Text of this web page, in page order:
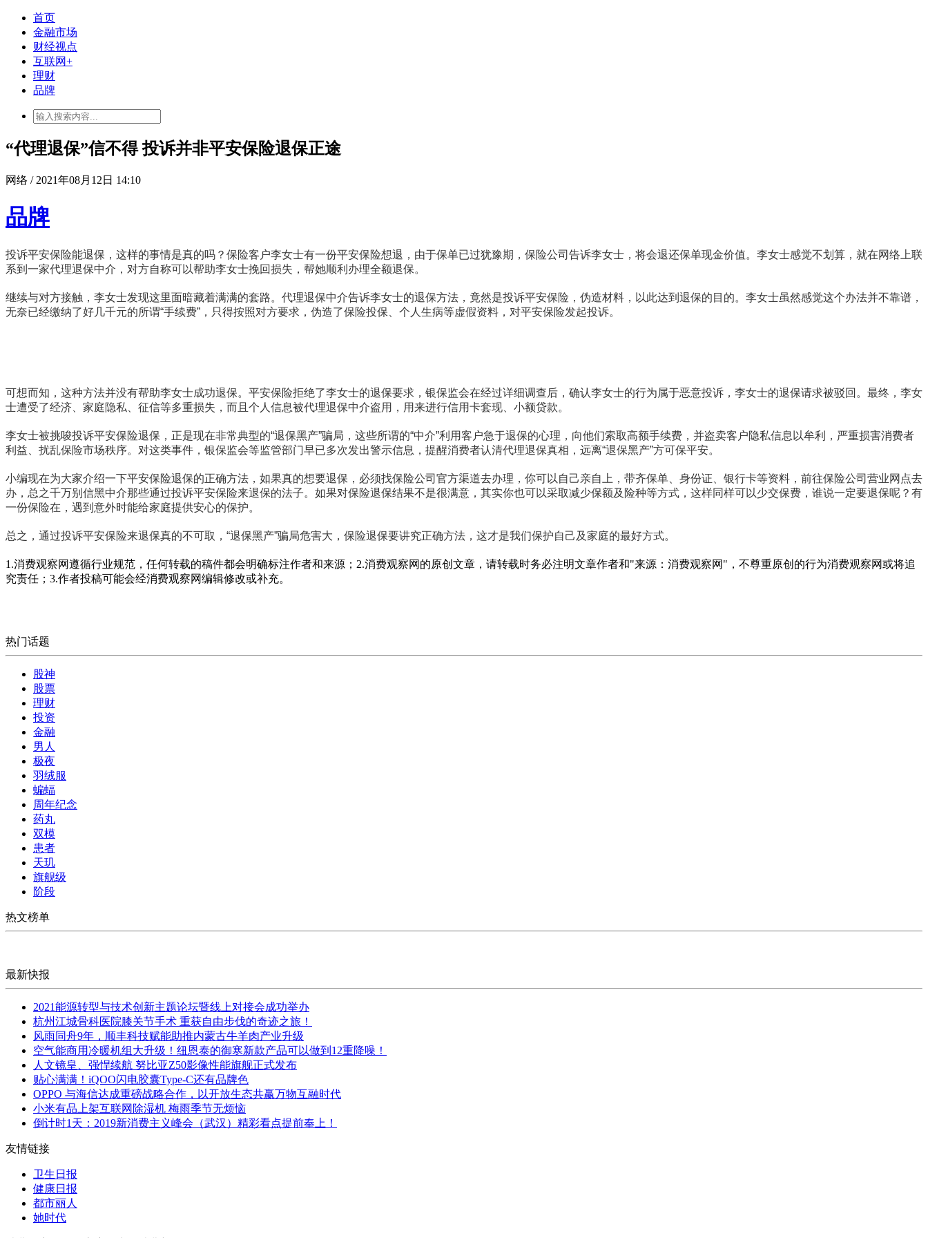
首页
金融市场
财经视点
互联网+
理财
品牌
“代理退保”信不得 投诉并非平安保险退保正途
网络 / 2021年08月12日 14:10
品牌
投诉平安保险能退保，这样的事情是真的吗？保险客户李女士有一份平安保险想退，由于保单已过犹豫期，保险公司告诉李女士，将会退还保单现金价值。李女士感觉不划算，就在网络上联
系到一家代理退保中介，对方自称可以帮助李女士挽回损失，帮她顺利办理全额退保。
继续与对方接触，李女士发现这里面暗藏着满满的套路。代理退保中介告诉李女士的退保方法，竟然是投诉平安保险，伪造材料，以此达到退保的目的。李女士虽然感觉这个办法并不靠谱，
无奈已经缴纳了好几千元的所谓“手续费”，只得按照对方要求，伪造了保险投保、个人生病等虚假资料，对平安保险发起投诉。
可想而知，这种方法并没有帮助李女士成功退保。平安保险拒绝了李女士的退保要求，银保监会在经过详细调查后，确认李女士的行为属于恶意投诉，李女士的退保请求被驳回。最终，李女
士遭受了经济、家庭隐私、征信等多重损失，而且个人信息被代理退保中介盗用，用来进行信用卡套现、小额贷款。
李女士被挑唆投诉平安保险退保，正是现在非常典型的“退保黑产”骗局，这些所谓的“中介”利用客户急于退保的心理，向他们索取高额手续费，并盗卖客户隐私信息以牟利，严重损害消费者
利益、扰乱保险市场秩序。对这类事件，银保监会等监管部门早已多次发出警示信息，提醒消费者认清代理退保真相，远离“退保黑产”方可保平安。
小编现在为大家介绍一下平安保险退保的正确方法，如果真的想要退保，必须找保险公司官方渠道去办理，你可以自己亲自上，带齐保单、身份证、银行卡等资料，前往保险公司营业网点去
办，总之千万别信黑中介那些通过投诉平安保险来退保的法子。如果对保险退保结果不是很满意，其实你也可以采取减少保额及险种等方式，这样同样可以少交保费，谁说一定要退保呢？有
一份保险在，遇到意外时能给家庭提供安心的保护。
总之，通过投诉平安保险来退保真的不可取，“退保黑产”骗局危害大，保险退保要讲究正确方法，这才是我们保护自己及家庭的最好方式。
1.消费观察网遵循行业规范，任何转载的稿件都会明确标注作者和来源；2.消费观察网的原创文章，请转载时务必注明文章作者和"来源：消费观察网"，不尊重原创的行为消费观察网或将追
究责任；3.作者投稿可能会经消费观察网编辑修改或补充。
热门话题
股神
股票
理财
投资
金融
男人
极夜
羽绒服
蝙蝠
周年纪念
药丸
双模
患者
天玑
旗舰级
阶段
热文榜单
最新快报
2021能源转型与技术创新主题论坛暨线上对接会成功举办
杭州江城骨科医院膝关节手术 重获自由步伐的奇迹之旅！
风雨同舟9年，顺丰科技赋能助推内蒙古牛羊肉产业升级
空气能商用冷暖机组大升级！纽恩泰的御寒新款产品可以做到12重降噪！
人文镜皇、强悍续航 努比亚Z50影像性能旗舰正式发布
贴心满满！iQOO闪电胶囊Type-C还有品牌色
OPPO 与海信达成重磅战略合作，以开放生态共赢万物互融时代
小米有品上架互联网除湿机 梅雨季节无烦恼
倒计时1天：2019新消费主义峰会（武汉）精彩看点提前奉上！
友情链接
卫生日报
健康日报
都市丽人
她时代